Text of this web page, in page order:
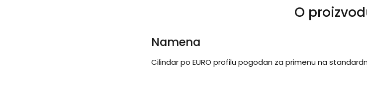
O
Namena
Cilindar po EURO profilu pogodan za primenu na